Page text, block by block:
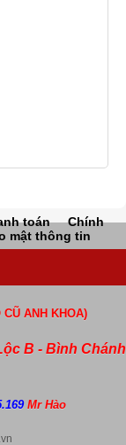
toán
Chính
mật thông tin
ANH KHOA)
B - Bình Chánh
Mr Hào